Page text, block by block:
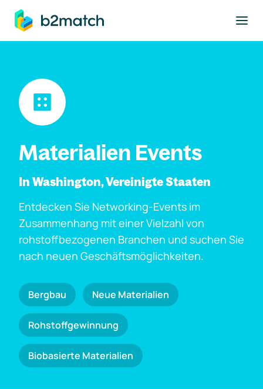
springen
Materialien Events
In Washington, Vereinigte Staaten
Entdecken Sie Networking-Events im
Zusammenhang mit einer Vielzahl von
rohstoffbezogenen Branchen und suchen Sie
nach neuen Geschäftsmöglichkeiten.
Bergbau Neue Materialien
Rohstoffgewinnung
Biobasierte Materialien